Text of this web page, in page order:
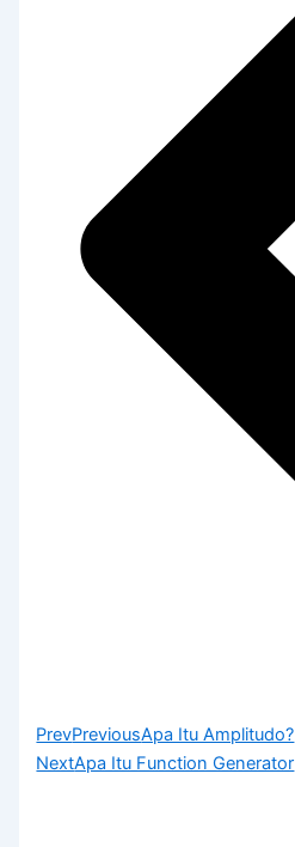
PrevPreviousApa Itu Amplitudo?
NextApa Itu Function Generator